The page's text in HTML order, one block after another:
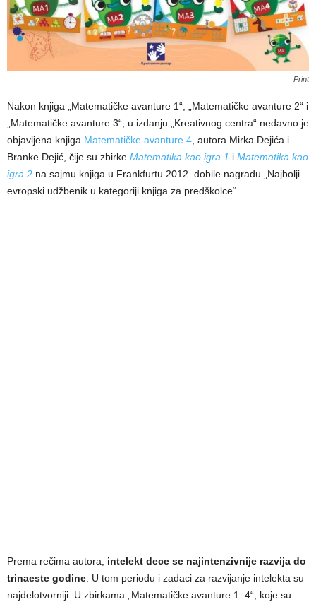
Print
Nakon knjiga „Matematičke avanture 1“, „Matematičke avanture 2“ i
„Matematičke avanture 3“, u izdanju „Kreativnog centra“ nedavno je
objavljena knjiga Matematičke avanture 4, autora Mirka Dejića i
Branke Dejić, čije su zbirke Matematika kao igra 1 i Matematika kao
igra 2 na sajmu knjiga u Frankfurtu 2012. dobile nagradu „Najbolji
evropski udžbenik u kategoriji knjiga za predškolce“.
Prema rečima autora, intelekt dece se najintenzivnije razvija do
trinaeste godine. U tom periodu i zadaci za razvijanje intelekta su
najdelotvorniji. U zbirkama „Matematičke avanture 1–4“, koje su